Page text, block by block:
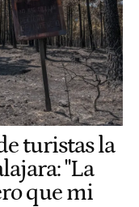
turistas la
"La
que mi